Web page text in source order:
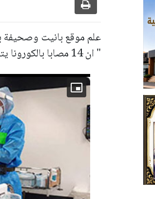
علم موقع بانيت وصحيفة
" ان 14 مصابا بالكورونا يتلقون العلاج في المستشفى ".